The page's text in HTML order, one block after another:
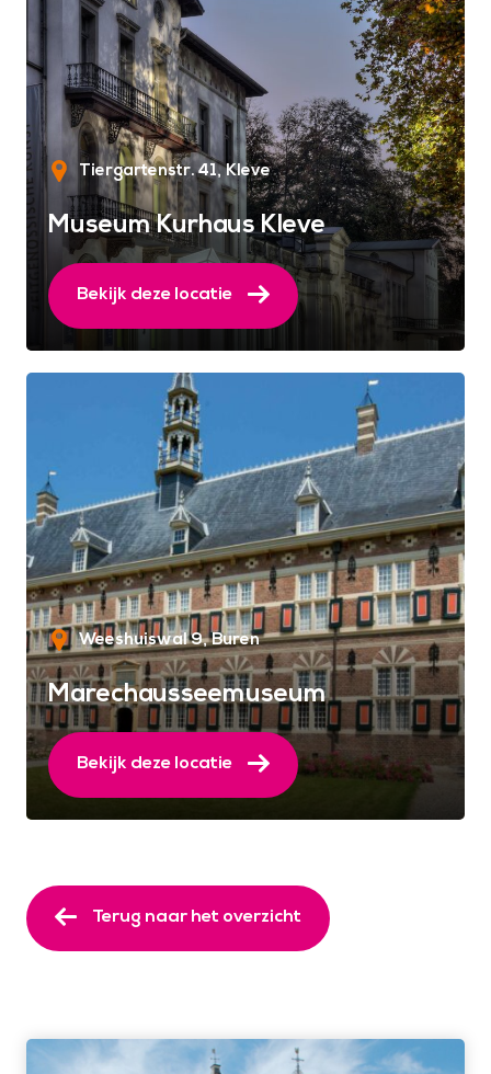
Tiergartenstr. 41 Kleve
Museum Kurhaus Kleve
Bekijk deze locatie
Weeshuiswal 9 Buren
Marechausseemuseum
Bekijk deze locatie
Terug naar het overzicht